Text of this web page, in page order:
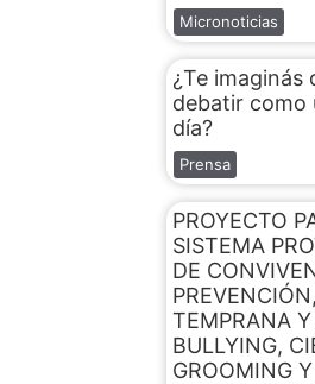
Micronoticias
¿Te imaginás
debatir como
día?
Prensa
PROYECTO
SISTEMA
DE
TEMPRANA
BULLYING,
GROOMING